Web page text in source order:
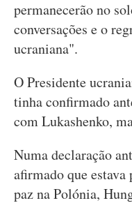
permanecerão no
conversações e o
ucraniana".
O Presidente
tinha confirmado
com Lukashenko,
Numa declaração
afirmado que estava
paz na Polónia,